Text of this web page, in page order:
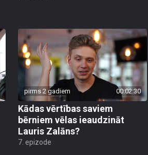
pirms 2 gadiem 00:02:30
Kādas vērtības saviem
bērniem vēlas ieaudzināt
Lauris Zalāns?
7. epizode